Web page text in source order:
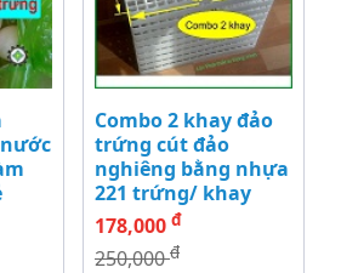
Combo 2 khay đảo
trứng cút đảo
nghiêng bằng nhựa
221 trứng/ khay
178,000 đ
250,000đ